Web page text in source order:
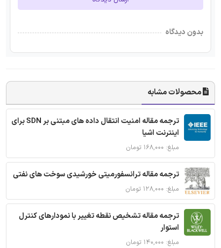
بدون دیدگاه
محصولات مشابه
ترجمه مقاله امنیت انتقال داده های مبتنی بر SDN برای
اینترنت اشیا
مبلغ: ۱۶۸,۰۰۰ تومان
ترجمه مقاله ترانسفورمیتی خورشیدی سوخت های نفتی
مبلغ: ۱۲۸,۰۰۰ تومان
ترجمه مقاله تشخیص نقطه تغییر با نمودارهای کنترل
استوار
مبلغ: ۱۴۰,۰۰۰ تومان